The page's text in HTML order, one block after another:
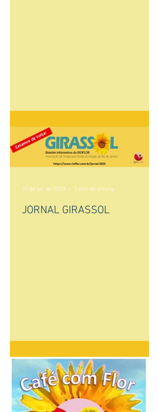
JORNAL GIRASSOL
31 de jul. de 2023 1 min de leitura